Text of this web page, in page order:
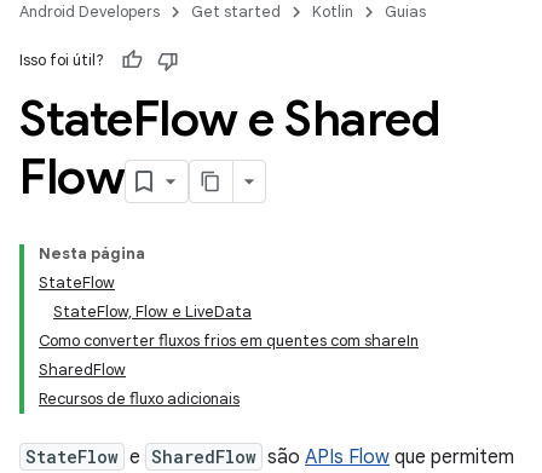
Android Developers Get started Kotlin Guias
Isso foi útil?
StateFlow e Shared
Flow
Nesta página
StateFlow
StateFlow, Flow e LiveData
Como converter fluxos frios em quentes com shareIn
SharedFlow
Recursos de fluxo adicionais
StateFlow e SharedFlow são APIs Flow que permitem